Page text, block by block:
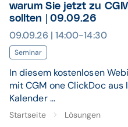
warum Sie jetzt zu
sollten | 09.09.26
09.09.26 | 14:00-14:30
Seminar
In diesem kostenlosen
mit CGM one ClickDoc
Kalender ...
Startseite Lösungen